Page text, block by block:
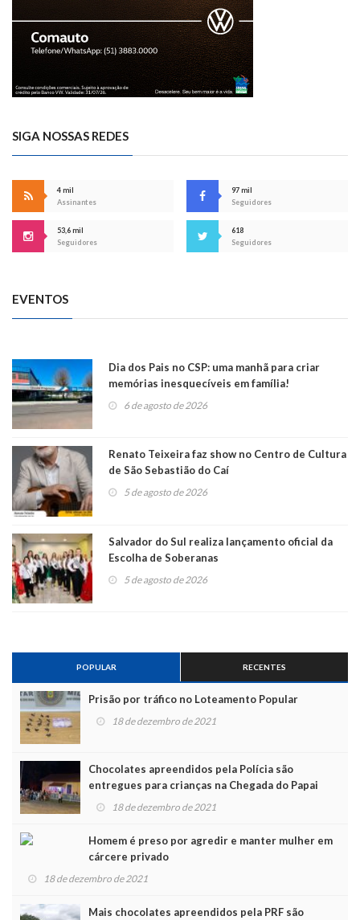
SIGA NOSSAS REDES
4 mil
Assinantes
97 mil
Seguidores
53,6 mil
Seguidores
618
Seguidores
EVENTOS
Dia dos Pais no CSP: uma manhã para criar
memórias inesquecíveis em família!
6 de agosto de 2026
Renato Teixeira faz show no Centro de Cultura
de São Sebastião do Caí
5 de agosto de 2026
Salvador do Sul realiza lançamento oficial da
Escolha de Soberanas
5 de agosto de 2026
POPULAR RECENTES
Prisão por tráfico no Loteamento Popular
18 de dezembro de 2021
Chocolates apreendidos pela Polícia são
entregues para crianças na Chegada do Papai
Noel 18 de dezembro de 2021
Homem é preso por agredir e manter mulher em
cárcere privado
18 de dezembro de 2021
Mais chocolates apreendidos pela PRF são